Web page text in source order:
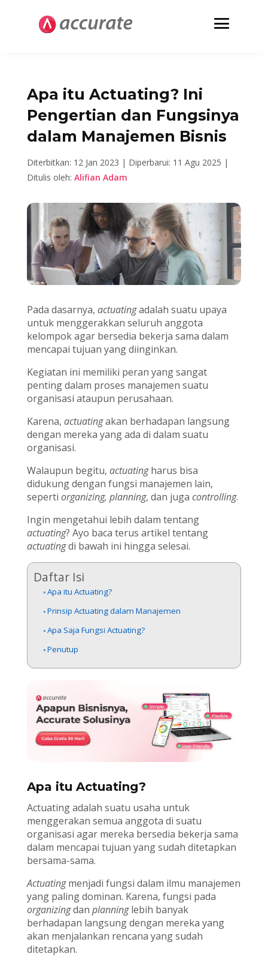
Apa itu Actuating? Ini
Pengertian dan Fungsinya
dalam Manajemen Bisnis
Diterbitkan: 12 Jan 2023 | Diperbarui: 11 Agu 2025 |
Ditulis oleh: Alifian Adam
Pada dasarnya, actuatingadalah suatu upaya
untuk menggerakkan seluruh anggota
kelompok agar bersedia bekerja sama dalam
mencapai tujuan yang diinginkan.
Kegiatan ini memiliki peran yang sangat
penting dalam proses manajemen suatu
organisasi ataupun perusahaan.
Karena, actuatingakan berhadapan langsung
dengan mereka yang ada di dalam suatu
organisasi.
Walaupun begitu, actuatingharus bisa
didukung dengan fungsi manajemen lain,
seperti organizing, planning, dan juga controlling.
Ingin mengetahui lebih dalam tentang
actuating? Ayo baca terus artikel tentang
actuatingdi bawah ini hingga selesai.
Daftar Isi
Apa itu Actuating?
Prinsip Actuating dalam Manajemen
Apa Saja Fungsi Actuating?
Penutup
Apa itu Actuating?
Actuating adalah suatu usaha untuk
menggerakan semua anggota di suatu
organisasi agar mereka bersedia bekerja sama
dalam mencapai tujuan yang sudah ditetapkan
bersama-sama.
Actuatingmenjadi fungsi dalam ilmu manajemen
yang paling dominan. Karena, fungsi pada
organizingdan planninglebih banyak
berhadapan langsung dengan mereka yang
akan menjalankan rencana yang sudah
ditetapkan.